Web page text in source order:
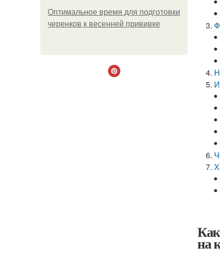
Оптимальное время для подготовки
черенков к весенней прививке
на